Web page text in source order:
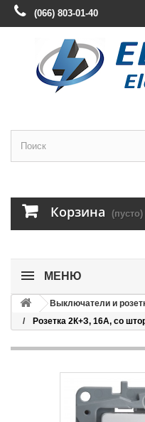
(066) 803-01-40
Корзина (пусто)
МЕНЮ
Выключатели и
Розетка 2К+З, 16А, со